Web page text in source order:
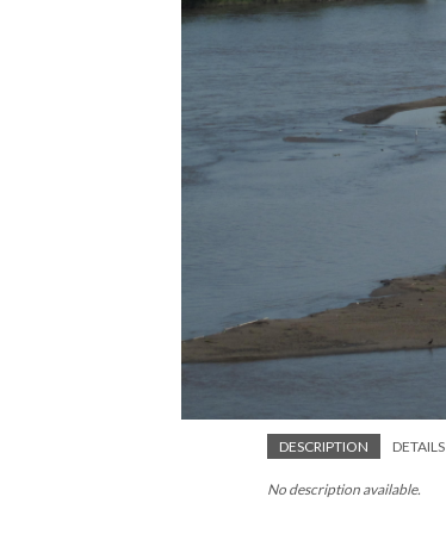
DESCRIPTION DETAILS
No description available.